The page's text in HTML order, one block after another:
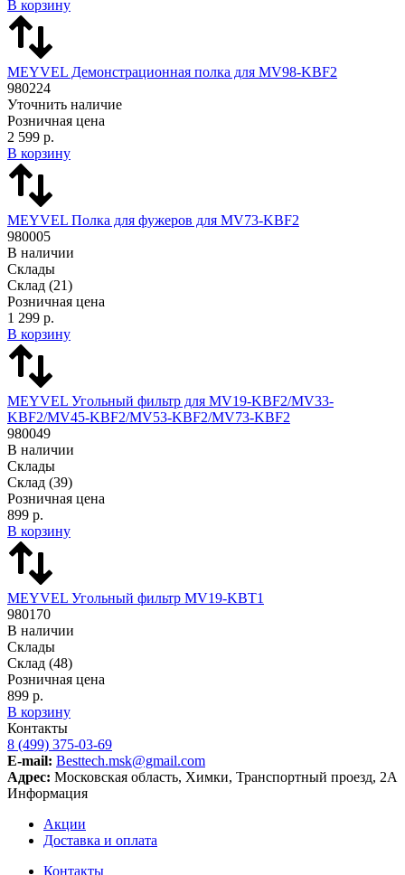
В корзину
MEYVEL Демонстрационная полка для MV98-KBF2
980224
Уточнить наличие
Розничная цена
2 599 р.
В корзину
MEYVEL Полка для фужеров для MV73-KBF2
980005
В наличии
Склады
Склад (21)
Розничная цена
1 299 р.
В корзину
MEYVEL Угольный фильтр для MV19-KBF2/MV33-
KBF2/MV45-KBF2/MV53-KBF2/MV73-KBF2
980049
В наличии
Склады
Склад (39)
Розничная цена
899 р.
В корзину
MEYVEL Угольный фильтр MV19-KBT1
980170
В наличии
Склады
Склад (48)
Розничная цена
899 р.
В корзину
Контакты
8 (499) 375-03-69
E-mail: Besttech.msk@gmail.com
Адрес: Московская область, Химки, Транспортный проезд, 2А
Информация
Акции
Доставка и оплата
Контакты